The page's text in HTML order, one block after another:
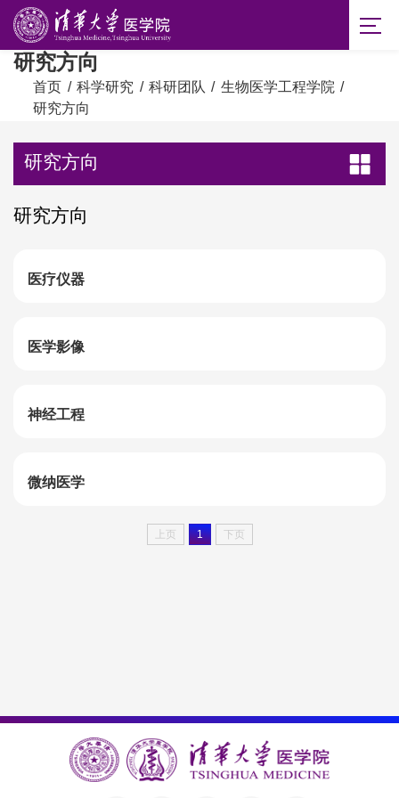
研究方向
首页 / 科学研究 / 科研团队 / 生物医学工程学院 /
研究方向
研究方向
研究方向
医疗仪器
医学影像
神经工程
微纳医学
上页 1 下页